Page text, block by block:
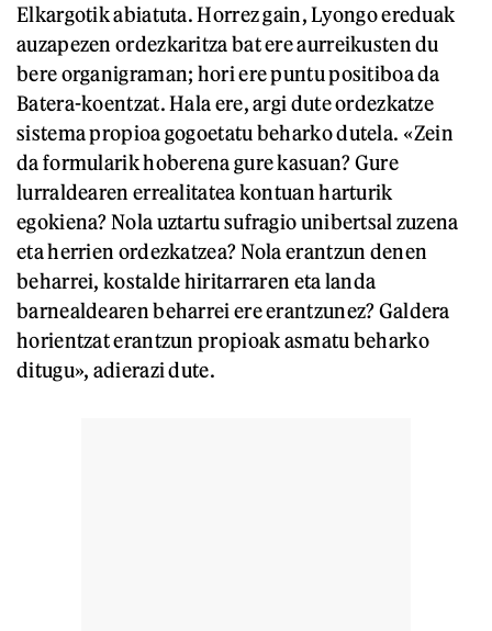
Elkargotik abiatuta. Horrez gain, Lyongo ereduak
auzapezen ordezkaritza bat ere aurreikusten du
bere organigraman; hori ere puntu positiboa da
Batera-koentzat. Hala ere, argi dute ordezkatze
sistema propioa gogoetatu beharko dutela. «Zein
da formularik hoberena gure kasuan? Gure
lurraldearen errealitatea kontuan harturik
egokiena? Nola uztartu sufragio unibertsal zuzena
eta herrien ordezkatzea? Nola erantzun denen
beharrei, kostalde hiritarraren eta landa
barnealdearen beharrei ere erantzunez? Galdera
horientzat erantzun propioak asmatu beharko
ditugu», adierazi dute.